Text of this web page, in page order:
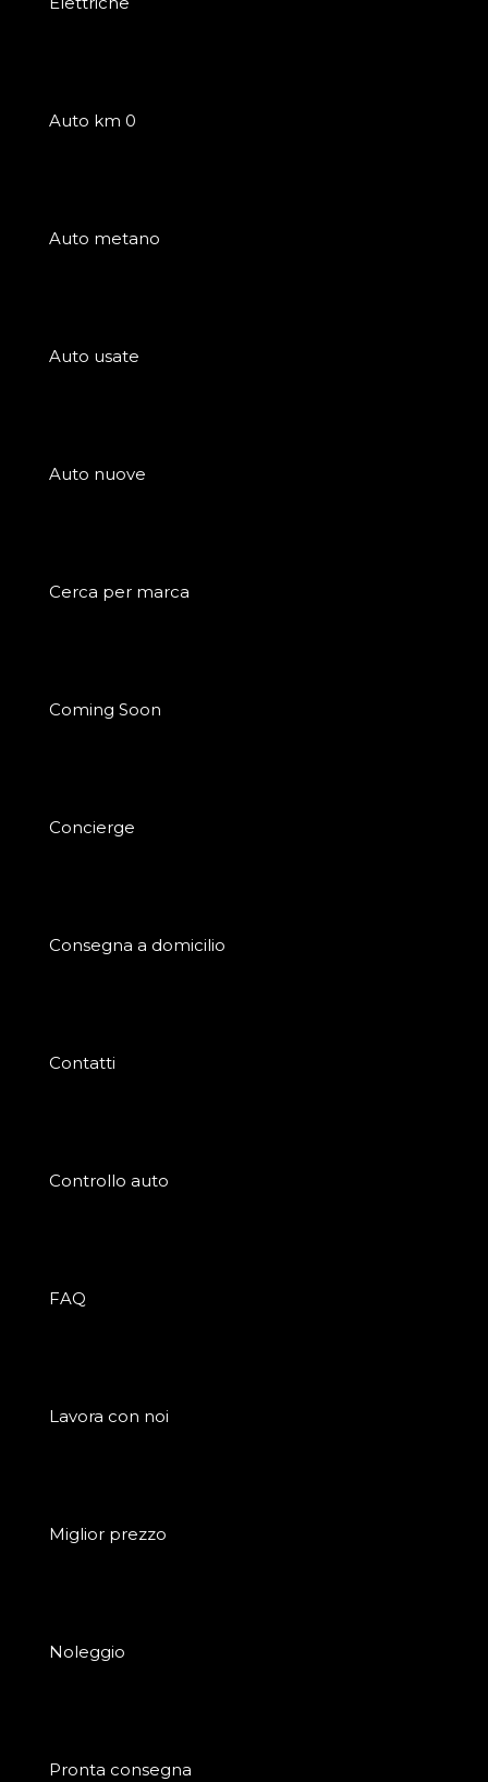
Auto km 0
Auto metano
Auto usate
Auto nuove
Cerca per marca
Coming Soon
Concierge
Consegna a domicilio
Contatti
Controllo auto
FAQ
Lavora con noi
Miglior prezzo
Noleggio
Pronta consegna